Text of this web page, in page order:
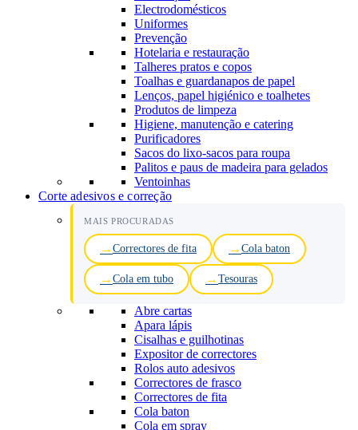
Electrodomésticos
Uniformes
Prevenção
Hotelaria e restauração
Talheres pratos e copos
Toalhas e guardanapos de papel
Lenços, papel higiénico e toalhetes
Produtos de limpeza
Higiene, manutenção e catering
Purificadores
Sacos do lixo-sacos para roupa
Palitos e paus de madeira para gelados
Ventoinhas
Corte adesivos e correção
MAIS PROCURADAS
Correctores de fita Cola baton
Cola em tubo Tesouras
Abre cartas
Apara lápis
Cisalhas e guilhotinas
Expositor de correctores
Rolos auto adesivos
Correctores de frasco
Correctores de fita
Cola baton
Cola em spray